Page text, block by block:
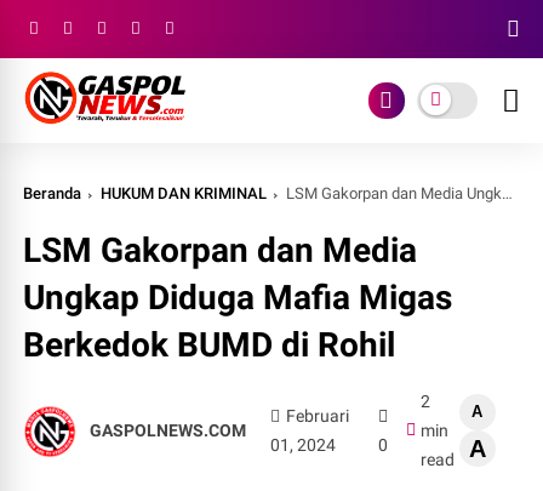
Beranda HUKUM DAN KRIMINAL LSM Gakorpan dan Media Ungkap Diduga Mafia Migas Berkedok BUMD di Rohil
LSM Gakorpan dan Media
Ungkap Diduga Mafia Migas
Berkedok BUMD di Rohil
GASPOLNEWS.COM
Februari
01, 2024
0
2
min
read
A
A